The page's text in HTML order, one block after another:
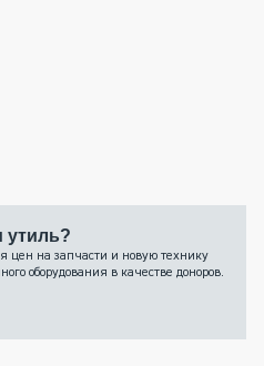
утиль?
цен на запчасти и новую технику
оборудования в качестве доноров.